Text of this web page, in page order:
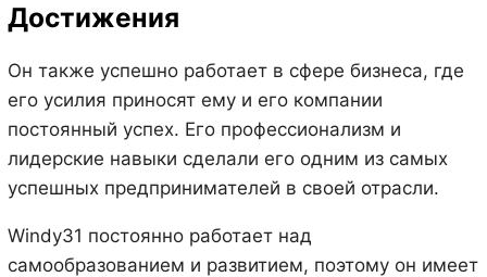
Достижения
Он также успешно работает в сфере бизнеса, где
его усилия приносят ему и его компании
постоянный успех. Его профессионализм и
лидерские навыки сделали его одним из самых
успешных предпринимателей в своей отрасли.
Windy31 постоянно работает над
самообразованием и развитием, поэтому он имеет